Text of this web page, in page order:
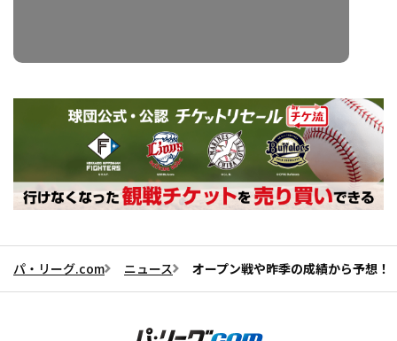
パ・リーグ.com ニュース オープン戦や昨季の成績から予想